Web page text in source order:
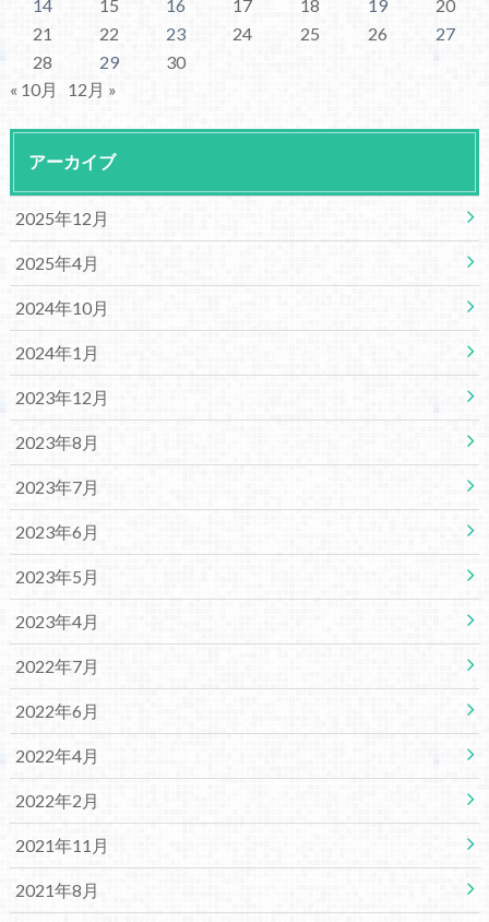
14 15 16 17 18 19
20
21
22 23 24 25 26
27
28
29
30
« 10月
12月 »
アーカイブ
2025年12月
2025年4月
2024年10月
2024年1月
2023年12月
2023年8月
2023年7月
2023年6月
2023年5月
2023年4月
2022年7月
2022年6月
2022年4月
2022年2月
2021年11月
2021年8月